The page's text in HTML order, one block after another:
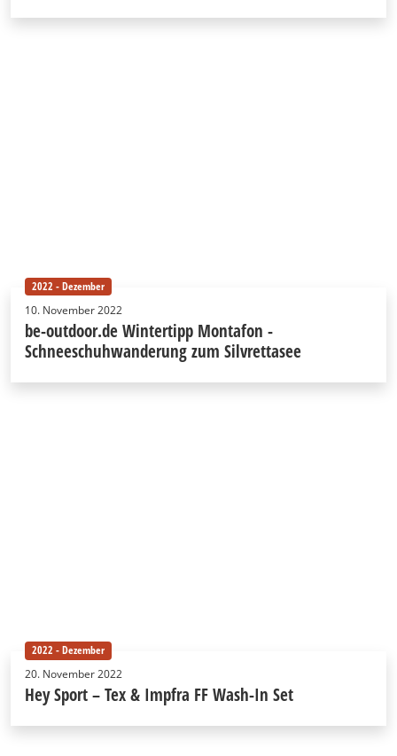
2022 - Dezember
10. November 2022
be-outdoor.de Wintertipp Montafon -
Schneeschuhwanderung zum Silvrettasee
2022 - Dezember
20. November 2022
Hey Sport – Tex & Impfra FF Wash-In Set